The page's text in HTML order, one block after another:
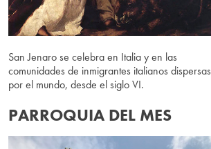
San Jenaro se celebra en Italia y en las
comunidades de inmigrantes italianos dispersas
por el mundo, desde el siglo VI.
PARROQUIA DEL MES